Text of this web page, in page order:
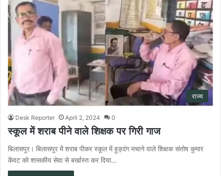
राज्य
Desk Reporter April 2, 2024 0
स्कूल में शराब पीने वाले शिक्षक पर गिरी गाज
बिलासपुर। बिलासपुर में शराब पीकर स्कूल में हुड़दंग मचाने वाले शिक्षक संतोष कुमार
केंवट को शासकीय सेवा से बर्खास्त कर दिया…